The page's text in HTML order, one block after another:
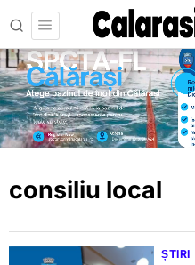
consiliu local
ȘTIRI